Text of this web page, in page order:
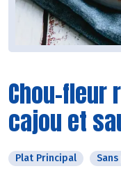
Chou-fleur
cajou et
Plat Principal